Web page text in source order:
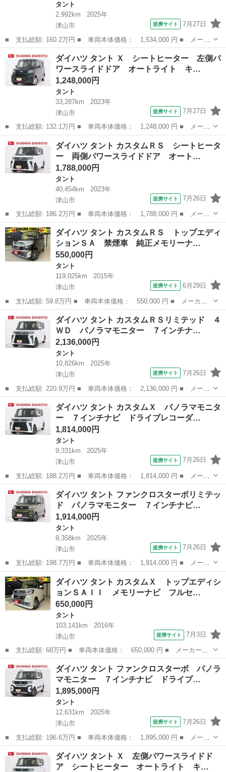
タント
2,992km
2025年
津山市
提携サイト 7月27日
■ 支払総額: 160.2万円 ■ 車両本体価格： 1,534,000 円 ■ メーカ
ー名： ダイハツ ■ 車種名： タント ■ グレード名： Ｘ シー
トヒーター 左側パワースライドドア オートライト キーフリー
アイドリ...
岡山 津山市 タント
ダイハツ タント Ｘ シートヒーター 左側パ
ワースライドドア オートライト キ…
1,248,000円
タント
33,287km
2023年
津山市
提携サイト 7月27日
■ 支払総額: 132.1万円 ■ 車両本体価格： 1,248,000 円 ■ メーカ
ー名： ダイハツ ■ 車種名： タント ■ グレード名： Ｘ シー
トヒーター 左側パワースライドドア オートライト キーフリー
アイドリ...
岡山 津山市 タント
ダイハツ タント カスタムＲＳ シートヒータ
ー 両側パワースライドドア オート…
1,788,000円
タント
40,454km
2023年
津山市
提携サイト 7月26日
■ 支払総額: 186.2万円 ■ 車両本体価格： 1,788,000 円 ■ メーカ
ー名： ダイハツ ■ 車種名： タント ■ グレード名： カスタム
ＲＳ シートヒーター 両側パワースライドドア オートライト キ
ーフリー...
岡山 津山市 タント
ダイハツ タント カスタムＲＳ トップエディ
ションＳＡ 禁煙車 純正メモリーナ…
550,000円
タント
119,025km
2015年
津山市
提携サイト 6月29日
■ 支払総額: 59.8万円 ■ 車両本体価格： 550,000 円 ■ メーカー
名： ダイハツ ■ 車種名： タント ■ グレード名： カスタムＲ
Ｓ トップエディションＳＡ 禁煙車 純正メモリーナビ フルセグ
ＴＶ Ｂｌｕ...
岡山 津山市 タント
ダイハツ タント カスタムＲＳリミテッド ４
ＷＤ パノラマモニター ７インチナ…
2,136,000円
タント
10,826km
2025年
津山市
提携サイト 7月26日
■ 支払総額: 220.9万円 ■ 車両本体価格： 2,136,000 円 ■ メーカ
ー名： ダイハツ ■ 車種名： タント ■ グレード名： カスタム
ＲＳリミテッド ４ＷＤ パノラマモニター ７インチナビ ドライ
ブレコー...
岡山 津山市 タント
ダイハツ タント カスタムＸ パノラマモニタ
ー ７インチナビ ドライブレコーダ…
1,814,000円
タント
9,331km
2025年
津山市
提携サイト 7月26日
■ 支払総額: 188.2万円 ■ 車両本体価格： 1,814,000 円 ■ メーカ
ー名： ダイハツ ■ 車種名： タント ■ グレード名： カスタム
Ｘ パノラマモニター ７インチナビ ドライブレコーダー 両側パ
ワースラ...
岡山 津山市 タント
ダイハツ タント ファンクロスターボリミテッ
ド パノラマモニター ７インチナビ…
1,914,000円
タント
9,358km
2025年
津山市
提携サイト 7月26日
■ 支払総額: 198.7万円 ■ 車両本体価格： 1,914,000 円 ■ メーカ
ー名： ダイハツ ■ 車種名： タント ■ グレード名： ファンク
ロスターボリミテッド パノラマモニター ７インチナビ ドライブ
レコーダ...
岡山 津山市 タント
ダイハツ タント カスタムＸ トップエディシ
ョンＳＡＩＩ メモリーナビ フルセ…
650,000円
タント
103,141km
2016年
津山市
提携サイト 7月3日
■ 支払総額: 68万円 ■ 車両本体価格： 650,000 円 ■ メーカー
名： ダイハツ ■ 車種名： タント ■ グレード名： カスタム
Ｘ トップエディションＳＡＩＩ メモリーナビ フルセグＴＶ Ｂ
ｌｕｅｔｏｏｔｈオ...
岡山 津山市 タント
ダイハツ タント ファンクロスターボ パノラ
マモニター ７インチナビ ドライブ…
1,895,000円
タント
12,631km
2025年
津山市
提携サイト 7月26日
■ 支払総額: 196.6万円 ■ 車両本体価格： 1,895,000 円 ■ メーカ
ー名： ダイハツ ■ 車種名： タント ■ グレード名： ファンク
ロスターボ パノラマモニター ７インチナビ ドライブレコーダ
ー 両側パ...
岡山 津山市 タント
ダイハツ タント Ｘ 左側パワースライドド
ア シートヒーター オートライト キ…